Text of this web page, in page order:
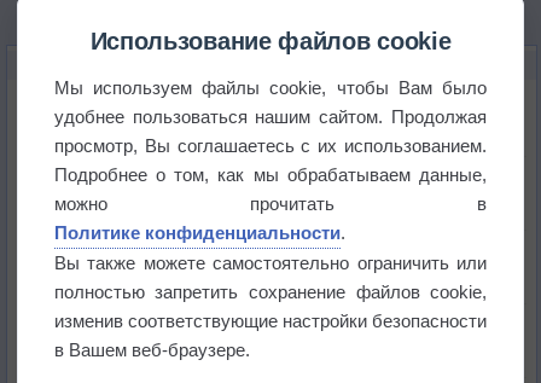
Космическая погода влияет на транспорт
Приложение построит маршрут через тень
Атмосфера начала замерзать
В Приморье обнаружены морские волны тепла
Использование файлов cookie
Мы используем файлы cookie, чтобы Вам было
удобнее пользоваться нашим сайтом. Продолжая
просмотр, Вы соглашаетесь с их использованием.
Подробнее о том, как мы обрабатываем данные,
можно прочитать в
Политике конфиденциальности.
Вы также можете самостоятельно ограничить или
полностью запретить сохранение файлов cookie,
изменив соответствующие настройки безопасности
в Вашем веб-браузере.